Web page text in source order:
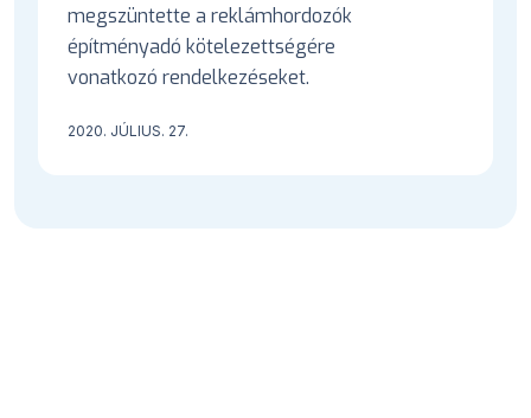
megszüntette a reklámhordozók
építményadó kötelezettségére
vonatkozó rendelkezéseket.
2020. JÚLIUS. 27.